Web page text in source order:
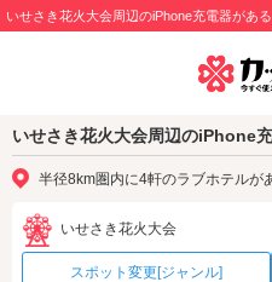
いせさき花火大会周辺のiPhone充電器があ
いせさき花火大会周辺のiPhone
半径8km圏内に4軒のラブホテルが
いせさき花火大会
スポット変更[ジャンル]